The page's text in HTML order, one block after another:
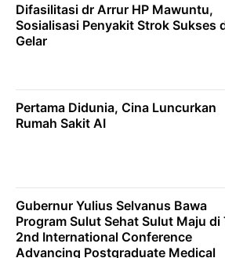
Difasilitasi dr Arrur HP Mawuntu,
Sosialisasi Penyakit Strok Sukses
Gelar
Pertama Didunia, Cina Luncurkan
Rumah Sakit AI
Gubernur Yulius Selvanus Bawa
Program Sulut Sehat Sulut Maju di
2nd International Conference
Advancing Postgraduate Medical